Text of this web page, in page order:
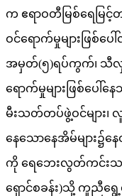
က ဧရာဝတီမြစ်ရေမြ
ဝင်ရောက်မှုများဖြစ်ပ
အမှတ်(၅)ရပ်ကွက်၊ သီလှ
ရောက်မှုများဖြစ်ပေါ်
မီးသတ်တပ်ဖွဲ့ဝင်များ၊
နေသောနေအိမ်များ၌
ကို ရေဘေးလွတ်ကင်းသ
ရှောင်စခန်း)သို့ ကူညီရွေ့